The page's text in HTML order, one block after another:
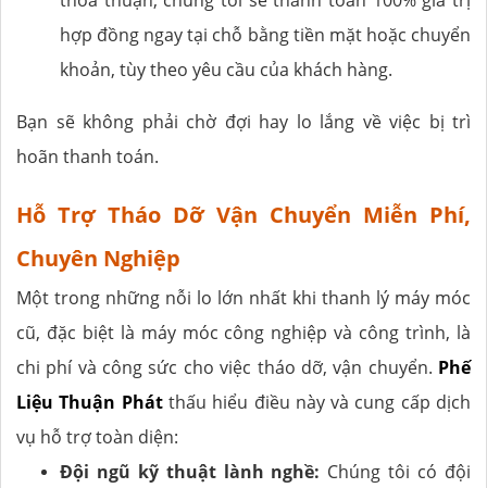
hợp đồng ngay tại chỗ bằng tiền mặt hoặc chuyển
khoản, tùy theo yêu cầu của khách hàng.
Bạn sẽ không phải chờ đợi hay lo lắng về việc bị trì
hoãn thanh toán.
Hỗ Trợ Tháo Dỡ Vận Chuyển Miễn Phí,
Chuyên Nghiệp
Một trong những nỗi lo lớn nhất khi thanh lý máy móc
cũ, đặc biệt là máy móc công nghiệp và công trình, là
chi phí và công sức cho việc tháo dỡ, vận chuyển. Phế
Liệu Thuận Phátthấu hiểu điều này và cung cấp dịch
vụ hỗ trợ toàn diện:
Đội ngũ kỹ thuật lành nghề: Chúng tôi có đội